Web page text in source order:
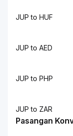
JUP to HUF
JUP to AED
JUP to PHP
JUP to ZAR
Pasangan